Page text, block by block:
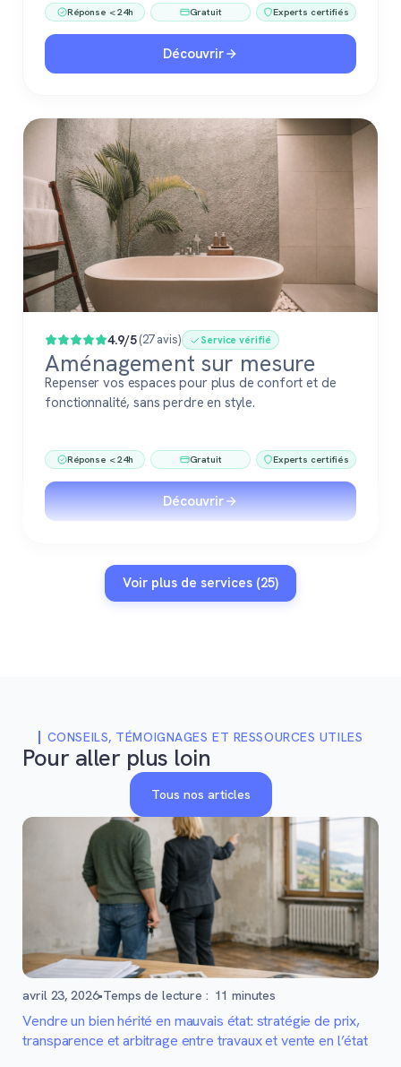
Réponse < 24h Gratuit Experts certifiés
Découvrir
4.9/5(27 avis) Service vérifié
Aménagement sur mesure
Repenser vos espaces pour plus de confort et de
fonctionnalité, sans perdre en style.
Réponse < 24h Gratuit Experts certifiés
Découvrir
Voir plus de services (25)
CONSEILS, TÉMOIGNAGES ET RESSOURCES UTILES
Pour aller plus loin
Tous nos articles
avril 23, 2026•Temps de lecture : 11 minutes
Vendre un bien hérité en mauvais état: stratégie de prix,
transparence et arbitrage entre travaux et vente en l’état